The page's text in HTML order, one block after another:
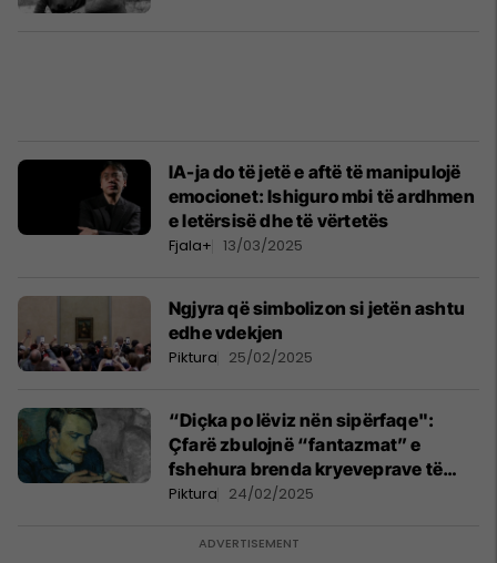
IA-ja do të jetë e aftë të manipulojë
emocionet: Ishiguro mbi të ardhmen
e letërsisë dhe të vërtetës
Fjala+ 13/03/2025
Ngjyra që simbolizon si jetën ashtu
edhe vdekjen
Piktura 25/02/2025
“Diçka po lëviz nën sipërfaqe":
Çfarë zbulojnë “fantazmat” e
fshehura brenda kryeveprave të
pikturës!
Piktura 24/02/2025